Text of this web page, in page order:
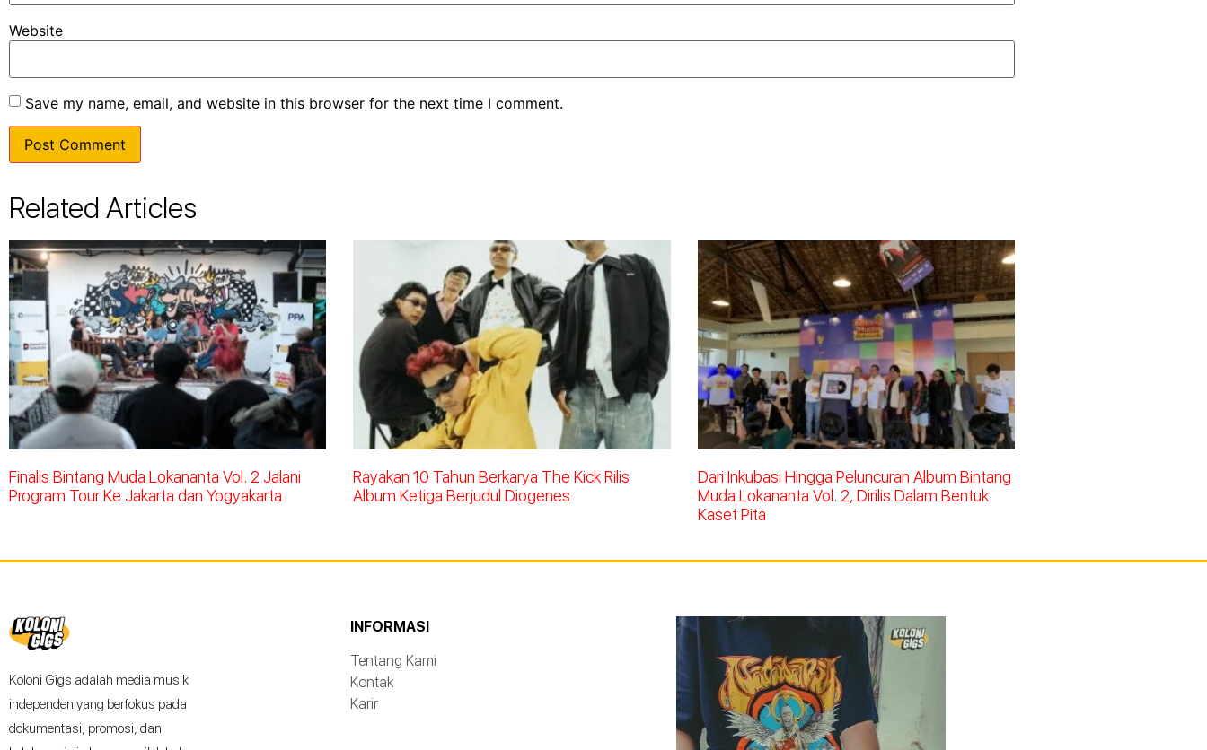
Website
Save my name, email, and website in this browser for the next time I comment.
Related Articles
Finalis Bintang Muda Lokananta Vol. 2 Jalani
Program Tour Ke Jakarta dan Yogyakarta
Rayakan 10 Tahun Berkarya The Kick Rilis
Album Ketiga Berjudul Diogenes
Dari Inkubasi Hingga Peluncuran Album Bintang
Muda Lokananta Vol. 2, Dirilis Dalam Bentuk
Kaset Pita
Koloni Gigs adalah media musik
independen yang berfokus pada
dokumentasi, promosi, dan
INFORMASI
Tentang Kami
Kontak
Karir